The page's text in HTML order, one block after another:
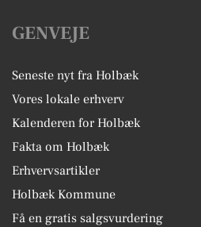
GENVEJE
Seneste nyt fra Holbæk
Vores lokale erhverv
Kalenderen for Holbæk
Fakta om Holbæk
Erhvervsartikler
Holbæk Kommune
Få en gratis salgsvurdering